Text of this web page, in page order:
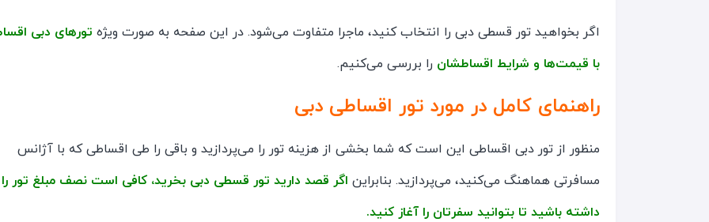
اگر بخواهید تور قسطی دبی را انتخاب کنید، ماجرا متفاوت می‌شود. در این صفحه به صورت ویژه تورهای دبی
با قیمت‌ها و شرایط اقساطشان را بررسی می‌کنیم.
راهنمای کامل در مورد تور اقساطی دبی
منظور از تور دبی اقساطی این است که شما بخشی از هزینه تور را می‌پردازید و باقی را طی اقساطی که با آژانس
مسافرتی هماهنگ می‌کنید، می‌پردازید. بنابراین اگر قصد دارید تور قسطی دبی بخرید، کافی است نصف مبلغ تور را
داشته باشید تا بتوانید سفرتان را آغاز کنید.